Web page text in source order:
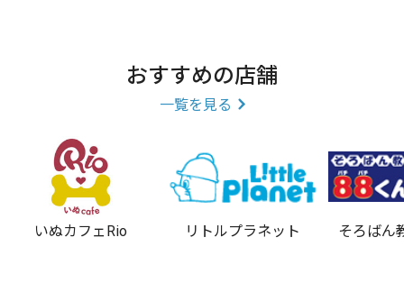
スタッフ一同、心よりご来店をお待ちしております。(*‘ω‘
おすすめの店舗
一覧を見る
いぬカフェRio リトルプラネット そろばん